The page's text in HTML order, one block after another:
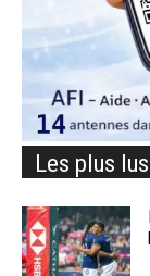
Les plus lus